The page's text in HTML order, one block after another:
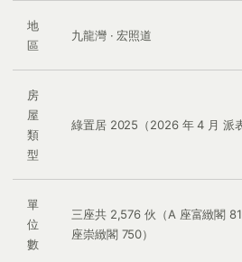
地
區
九龍灣 · 宏照道
房
屋
類
型
綠置居 2025（2026 年 4 月 派表
單
位
數
三座共 2,576 伙（A 座富緻閣
座崇緻閣 750）